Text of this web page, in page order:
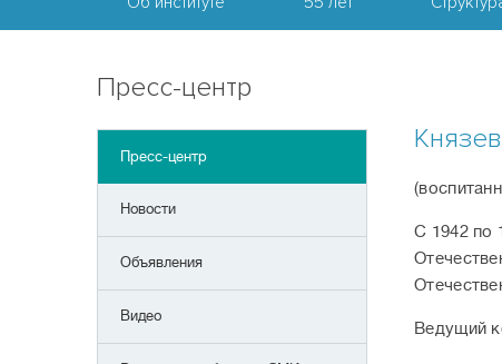
Пресс-центр
Пресс-центр
Новости
Объявления
Видео
С 1942 по
Ведущий